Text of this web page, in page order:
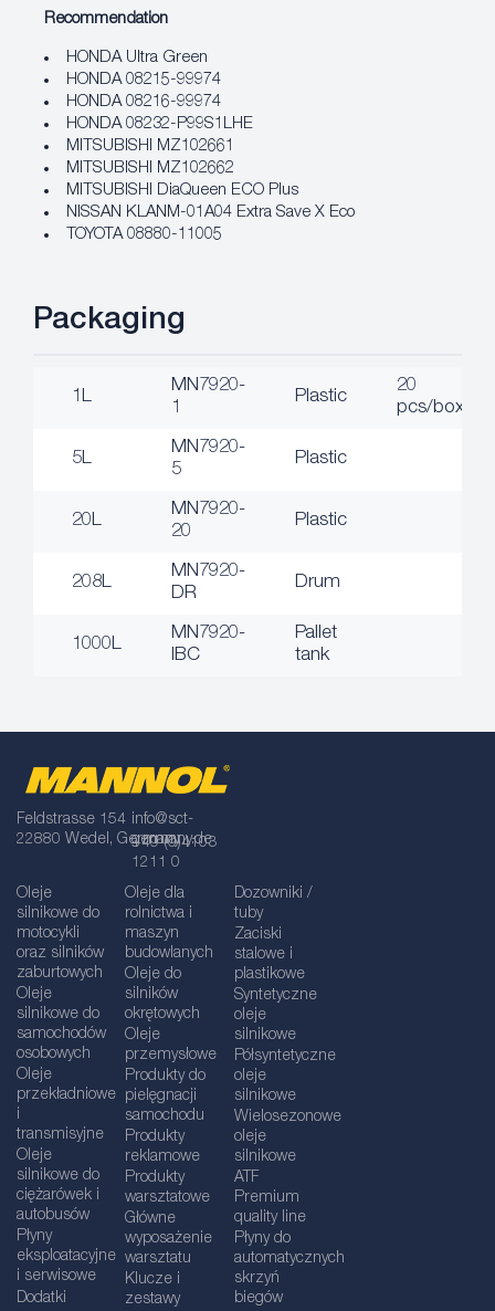
Recommendation
HONDA Ultra Green
HONDA 08215-99974
HONDA 08216-99974
HONDA 08232-P99S1LHE
MITSUBISHI MZ102661
MITSUBISHI MZ102662
MITSUBISHI DiaQueen ECO Plus
NISSAN KLANM-01A04 Extra Save X Eco
TOYOTA 08880-11005
Packaging
1L
MN7920-
1
Plastic
20
pcs/box
5L
MN7920-
5
Plastic
20L
MN7920-
20
Plastic
208L
MN7920-
DR
Drum
1000L
MN7920-
IBC
Pallet
tank
Feldstrasse 154
22880 Wedel, Germany
info@sct-
germany.de
+49 (0)4103
1211 0
Oleje
silnikowe do
motocykli
oraz silników
zaburtowych
Oleje
silnikowe do
samochodów
osobowych
Oleje
przekładniowe
i
transmisyjne
Oleje
silnikowe do
ciężarówek i
autobusów
Płyny
eksploatacyjne
i serwisowe
Dodatki
Oleje dla
rolnictwa i
maszyn
budowlanych
Oleje do
silników
okrętowych
Oleje
przemysłowe
Produkty do
pielęgnacji
samochodu
Produkty
reklamowe
Produkty
warsztatowe
Główne
wyposażenie
warsztatu
Klucze i
zestawy
Dozowniki /
tuby
Zaciski
stalowe i
plastikowe
Syntetyczne
oleje
silnikowe
Półsyntetyczne
oleje
silnikowe
Wielosezonowe
oleje
silnikowe
ATF
Premium
quality line
Płyny do
automatycznych
skrzyń
biegów